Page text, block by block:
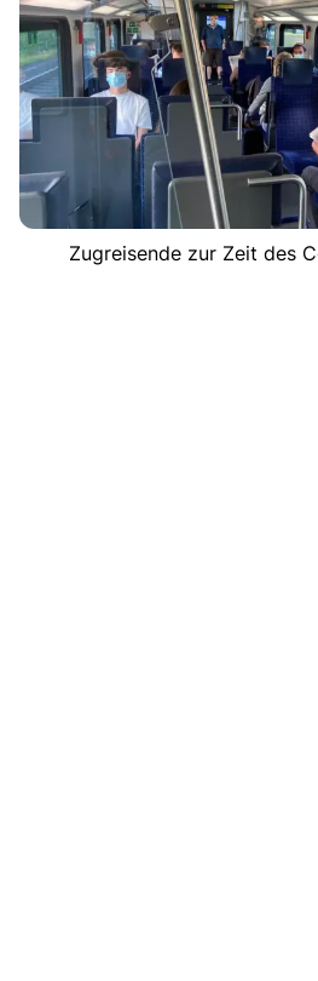
Zugreisende zur Zeit des